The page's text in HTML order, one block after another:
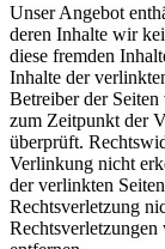
Unser Angebot
deren Inhalte wir
diese fremden
Inhalte der
Betreiber der
zum Zeitpunkt der
überprüft.
Verlinkung nicht
der verlinkten
Rechtsverletzung